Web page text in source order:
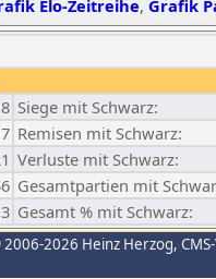
Elo-Zeitreihe, Grafik
Siege mit Schwarz:
Remisen mit Schwarz:
Verluste mit Schwarz:
Gesamtpartien mit
Gesamt % mit Schwarz:
2026 Heinz Herzog,